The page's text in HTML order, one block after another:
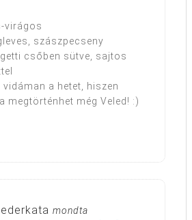
virágos
szászpecseny
csőben sütve, sajtos
a hetet, hiszen
megtörténhet még Veled! :)
ederkata mondta